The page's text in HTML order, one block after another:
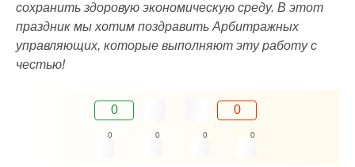
сохранить здоровую экономическую среду. В этот
праздник мы хотим поздравить Арбитражных
управляющих, которые выполняют эту работу с
честью!
0 0
0 0 0 0